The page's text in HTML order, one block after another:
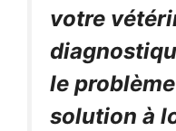
votre
le
solution à